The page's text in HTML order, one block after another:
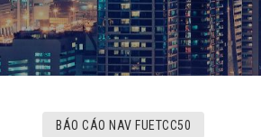
BÁO CÁO NAV FUETCC50